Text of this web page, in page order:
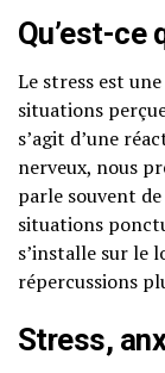
Qu’est-ce
Le stress est
situations
s’agit d’une
nerveux, nous
parle souvent
situations
s’installe sur le
répercussions
Stress,